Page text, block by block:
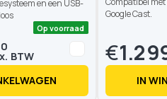
en een USB-
Op voorraad
Google Cast.
€
IN